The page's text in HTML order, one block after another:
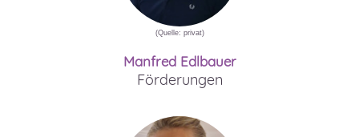
(Quelle: privat)
Manfred Edlbauer
Förderungen